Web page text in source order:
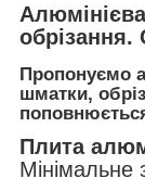
Пропонуємо
шматки,
Плита
Мінімальне